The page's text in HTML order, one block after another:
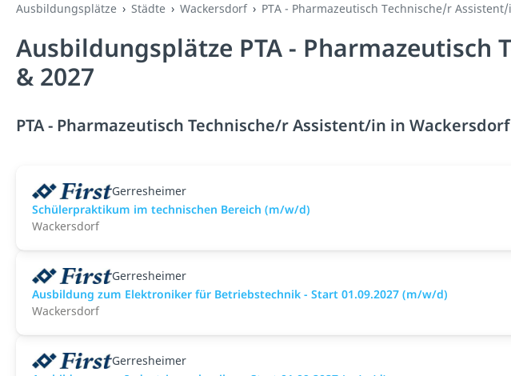
Ausbildungsplätze Städte Wackersdorf PTA - Pharmazeutisch Technische/r
Ausbildungsplätze PTA -
& 2027
PTA - Pharmazeutisch Technische/r Assistent/in in
Gerresheimer
Schülerpraktikum im technischen Bereich (m/w/d)
Wackersdorf
Gerresheimer
Ausbildung zum Elektroniker für Betriebstechnik - Start 01.09.2027 (m/w/d)
Wackersdorf
Gerresheimer